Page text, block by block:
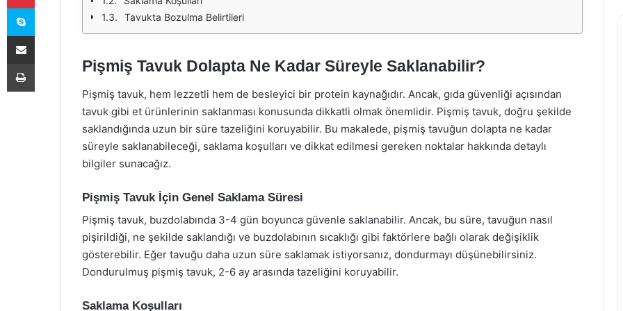
Tavukta Bozulma Belirtileri
Pişmiş Tavuk Dolapta Ne Kadar Süreyle Saklanabilir?
Pişmiş tavuk, hem lezzetli hem de besleyici bir protein kaynağıdır. Ancak, gıda güvenliği açısından
tavuk gibi et ürünlerinin saklanması konusunda dikkatli olmak önemlidir. Pişmiş tavuk, doğru şekilde
saklandığında uzun bir süre tazeliğini koruyabilir. Bu makalede, pişmiş tavuğun dolapta ne kadar
süreyle saklanabileceği, saklama koşulları ve dikkat edilmesi gereken noktalar hakkında detaylı
bilgiler sunacağız.
Pişmiş Tavuk İçin Genel Saklama Süresi
Pişmiş tavuk, buzdolabında 3-4 gün boyunca güvenle saklanabilir. Ancak, bu süre, tavuğun nasıl
pişirildiği, ne şekilde saklandığı ve buzdolabının sıcaklığı gibi faktörlere bağlı olarak değişiklik
gösterebilir. Eğer tavuğu daha uzun süre saklamak istiyorsanız, dondurmayı düşünebilirsiniz.
Dondurulmuş pişmiş tavuk, 2-6 ay arasında tazeliğini koruyabilir.
Saklama Koşulları
Skype
E-Posta ile paylaş